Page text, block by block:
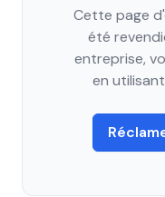
Cette page
été
entreprise,
en